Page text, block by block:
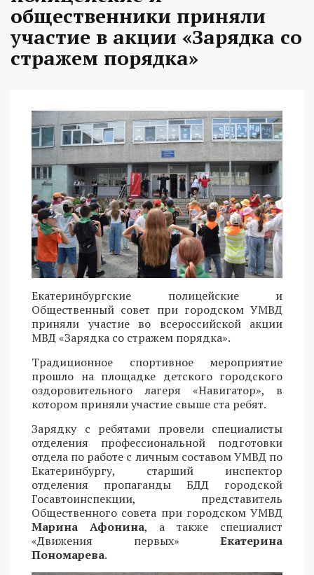
общественники приняли
участие в акции «Зарядка со
стражем порядка»
Екатеринбургские полицейские и
Общественный совет при городском УМВД
приняли участие во всероссийской акции
МВД «Зарядка со стражем порядка».
Традиционное спортивное мероприятие
прошло на площадке детского городского
оздоровительного лагеря «Навигатор», в
котором приняли участие свыше ста ребят.
Зарядку с ребятами провели специалисты
отделения профессиональной подготовки
отдела по работе с личным составом УМВД по
Екатеринбургу, старший инспектор
отделения пропаганды БДД городской
Госавтоинспекции, представитель
Общественного совета при городском УМВД
Марина Афонина, а также специалист
«Движения первых» Екатерина
Пономарева.